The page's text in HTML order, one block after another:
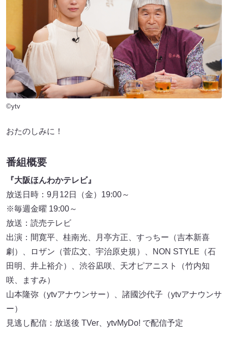
©ytv
おたのしみに！
番組概要
『大阪ほんわかテレビ』
放送日時：9月12日（金）19:00～
※毎週金曜 19:00～
放送：読売テレビ
出演：間寛平、桂南光、月亭方正、すっちー（吉本新喜
劇）、ロザン（菅広文、宇治原史規）、NON STYLE（石
田明、井上裕介）、渋谷凪咲、天才ピアニスト（竹内知
咲、ますみ）
山本隆弥（ytvアナウンサー）、諸國沙代子（ytvアナウンサ
ー）
見逃し配信：放送後 TVer、ytvMyDo! で配信予定